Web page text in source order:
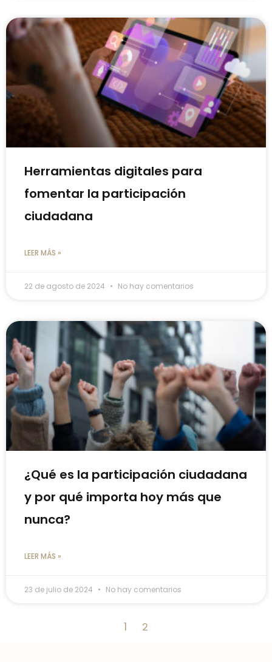
Herramientas digitales para
fomentar la participación
ciudadana
LEER MÁS »
22 de agosto de 2024 No hay comentarios
¿Qué es la participación ciudadana
y por qué importa hoy más que
nunca?
LEER MÁS »
23 de julio de 2024 No hay comentarios
1 2